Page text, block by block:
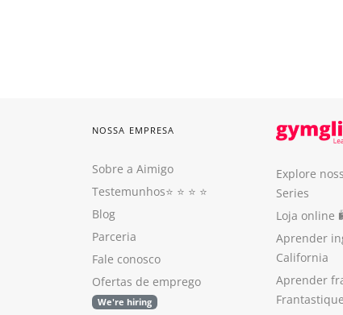
NOSSA EMPRESA
Sobre a Aimigo
Testemunhos⭐️ ⭐️ ⭐️ ⭐️
Blog
Parceria
Fale conosco
Ofertas de emprego
We're hiring
Explore
Series
Loja online
Aprender
California
Aprender
Frantastique